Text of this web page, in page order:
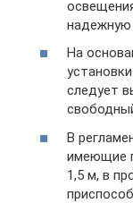
надежную
На
следует
В
имеющие
1,5 м, в